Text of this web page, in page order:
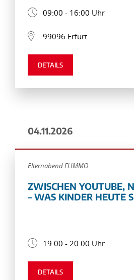
09:00 - 16:00 Uhr
99096 Erfurt
DETAILS
04.11.2026
Elternabend FLIMMO
ZWISCHEN YOUTUBE,
– WAS KINDER HEUTE
19:00 - 20:00 Uhr
DETAILS